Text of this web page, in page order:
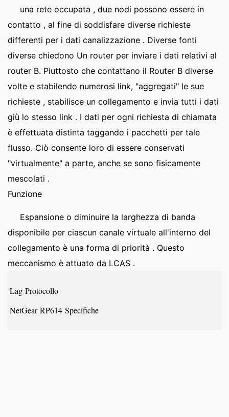
una rete occupata , due nodi possono essere in
contatto , al fine di soddisfare diverse richieste
differenti per i dati canalizzazione . Diverse fonti
diverse chiedono Un router per inviare i dati relativi al
router B. Piuttosto che contattano il Router B diverse
volte e stabilendo numerosi link, "aggregati" le sue
richieste , stabilisce un collegamento e invia tutti i dati
giù lo stesso link . I dati per ogni richiesta di chiamata
è effettuata distinta taggando i pacchetti per tale
flusso. Ciò consente loro di essere conservati
"virtualmente" a parte, anche se sono fisicamente
mescolati .
Funzione
Espansione o diminuire la larghezza di banda
disponibile per ciascun canale virtuale all'interno del
collegamento è una forma di priorità . Questo
meccanismo è attuato da LCAS .
Lag Protocollo
NetGear RP614 Specifiche